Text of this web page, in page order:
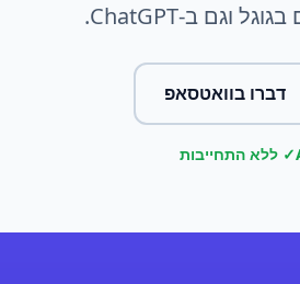
דברו בוואטסאפ
✓ ללא התחייבות